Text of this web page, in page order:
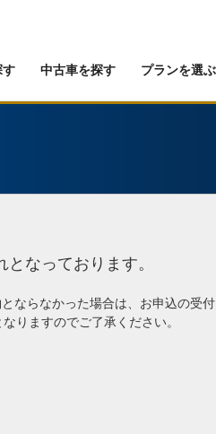
す 中古車を探す プランを選
なっております。
ならなかった場合は、お申込の受付
りますのでご了承ください。